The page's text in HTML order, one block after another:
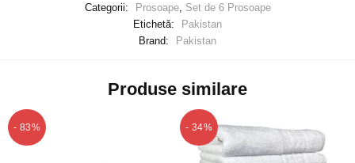
Categorii:
Prosoape, Set de 6 Prosoape
Etichetă:
Pakistan
Brand:
Pakistan
Produse similare
- 83% - 34%